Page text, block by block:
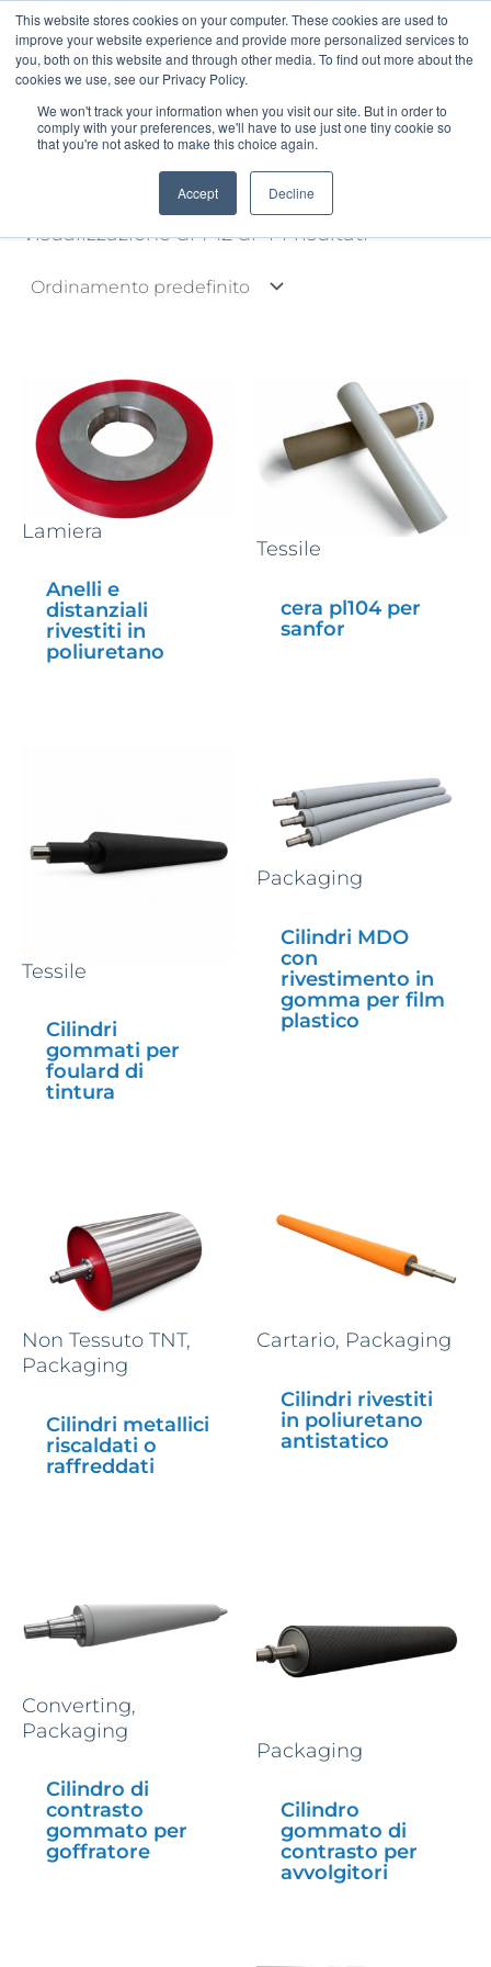
This website stores cookies on your computer. These cookies are used to
improve your website experience and provide more personalized services to
you, both on this website and through other media. To find out more about the
cookies we use, see our Privacy Policy.
We won't track your information when you visit our site. But in order to
comply with your preferences, we'll have to use just one tiny cookie so
that you're not asked to make this choice again.
Accept Decline
Vai
al
contenuto
Home
Prodotti
Visualizzazione di 1-12 di 44 risultati
Lamiera
Anelli e
distanziali
rivestiti in
poliuretano
Tessile
cera pl104 per
sanfor
Tessile
Cilindri
gommati per
foulard di
tintura
Packaging
Cilindri MDO
con
rivestimento in
gomma per film
plastico
Non Tessuto TNT,
Packaging
Cilindri metallici
riscaldati o
raffreddati
Cartario, Packaging
Cilindri rivestiti
in poliuretano
antistatico
Converting,
Packaging
Cilindro di
contrasto
gommato per
goffratore
Packaging
Cilindro
gommato di
contrasto per
avvolgitori